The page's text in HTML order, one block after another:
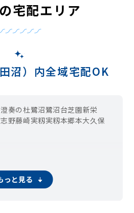
宅配エリア
沼）内全域宅配OK
奏の杜鷺沼鷺沼台芝園新栄
野藤崎実籾実籾本郷本大久保
っと見る